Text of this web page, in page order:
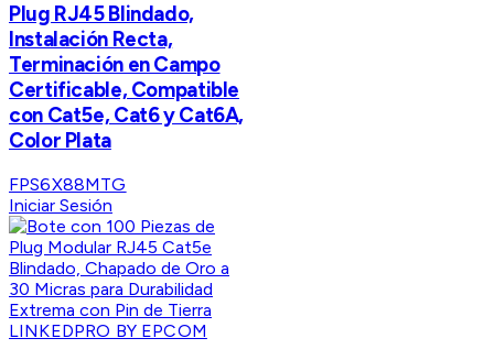
Plug RJ45 Blindado,
Instalación Recta,
Terminación en Campo
Certificable, Compatible
con Cat5e, Cat6 y Cat6A,
Color Plata
FPS6X88MTG
Iniciar Sesión
LINKEDPRO BY EPCOM